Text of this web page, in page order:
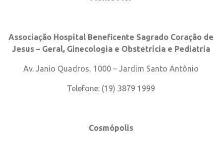
Associação Hospital Beneficente Sagrado Coração de
Jesus – Geral, Ginecologia e Obstetrícia e Pediatria
Av. Janio Quadros, 1000 – Jardim Santo Antônio
Telefone: (19) 3879 1999
Cosmópolis